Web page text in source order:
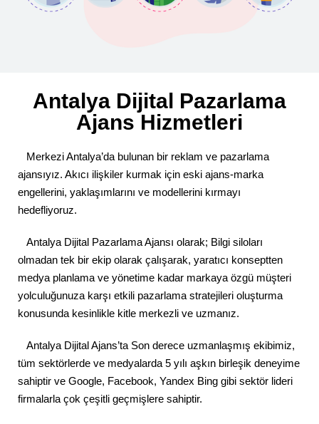
Antalya Dijital Pazarlama
Ajans Hizmetleri
Merkezi Antalya’da bulunan bir reklam ve pazarlama
ajansıyız. Akıcı ilişkiler kurmak için eski ajans-marka
engellerini, yaklaşımlarını ve modellerini kırmayı
hedefliyoruz.
Antalya Dijital Pazarlama Ajansı olarak; Bilgi siloları
olmadan tek bir ekip olarak çalışarak, yaratıcı konseptten
medya planlama ve yönetime kadar markaya özgü müşteri
yolculuğunuza karşı etkili pazarlama stratejileri oluşturma
konusunda kesinlikle kitle merkezli ve uzmanız.
Antalya Dijital Ajans’ta Son derece uzmanlaşmış ekibimiz,
tüm sektörlerde ve medyalarda 5 yılı aşkın birleşik deneyime
sahiptir ve Google, Facebook, Yandex Bing gibi sektör lideri
firmalarla çok çeşitli geçmişlere sahiptir.